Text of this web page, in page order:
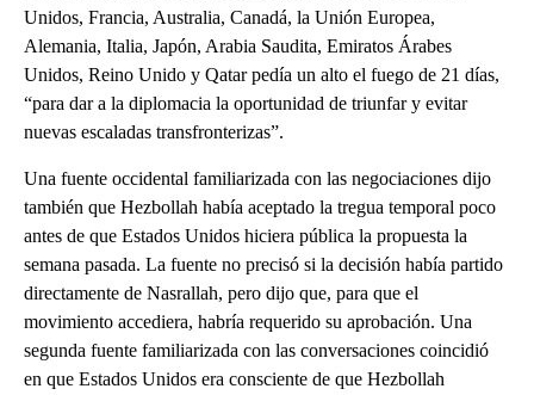
Unidos, Francia, Australia, Canadá, la Unión Europea,
Alemania, Italia, Japón, Arabia Saudita, Emiratos Árabes
Unidos, Reino Unido y Qatar pedía un alto el fuego de 21 días,
“para dar a la diplomacia la oportunidad de triunfar y evitar
nuevas escaladas transfronterizas”.
Una fuente occidental familiarizada con las negociaciones dijo
también que Hezbollah había aceptado la tregua temporal poco
antes de que Estados Unidos hiciera pública la propuesta la
semana pasada. La fuente no precisó si la decisión había partido
directamente de Nasrallah, pero dijo que, para que el
movimiento accediera, habría requerido su aprobación. Una
segunda fuente familiarizada con las conversaciones coincidió
en que Estados Unidos era consciente de que Hezbollah